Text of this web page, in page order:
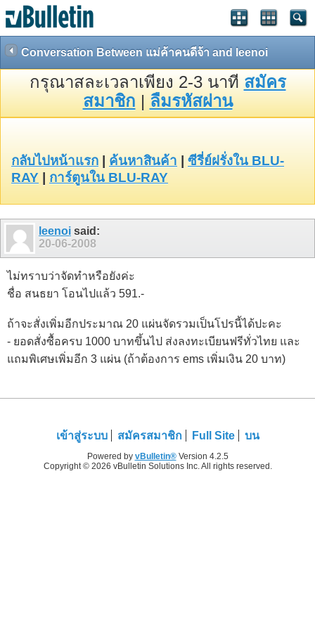
Conversation Between แม่ค้าคนดีจ้า and leenoi
กรุณาสละเวลาเพียง 2-3 นาที สมัคร
สมาชิก | ลืมรหัสผ่าน
กลับไปหน้าแรก ค้นหาสินค้า
ซีรี่ย์ฝรั่งใน BLU-
RAY
การ์ตูนใน BLU-RAY
leenoi said:
20-06-2008
ไม่ทราบว่าจัดทำหรือยังค่ะ
ชื่อ สนธยา โอนไปแล้ว 591.-
ถ้าจะสั่งเพิ่มอีกประมาณ 20 แผ่นจัดรวมเป็นโปรนี้ได้ปะคะ
- ยอดสั่งซื้อครบ 1000 บาทขึ้นไป ส่งลงทะเบียนฟรีทั่วไทย และ
แถมพิเศษเพิ่มอีก 3 แผ่น (ถ้าต้องการ ems เพิ่มเงิน 20 บาท)
เข้าสู่ระบบ สมัครสมาชิก Full Site บน
Powered by vBulletin®Version 4.2.5
Copyright © 2026 vBulletin Solutions Inc. All rights reserved.